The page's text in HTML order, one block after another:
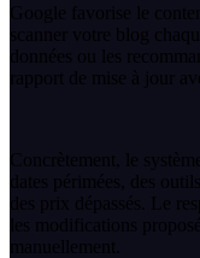
Google favorise le
scanner votre blog
données ou les
rapport de mise à jour
Concrètement, le
dates périmées, des
des prix dépassés. Le
les modifications
manuellement.